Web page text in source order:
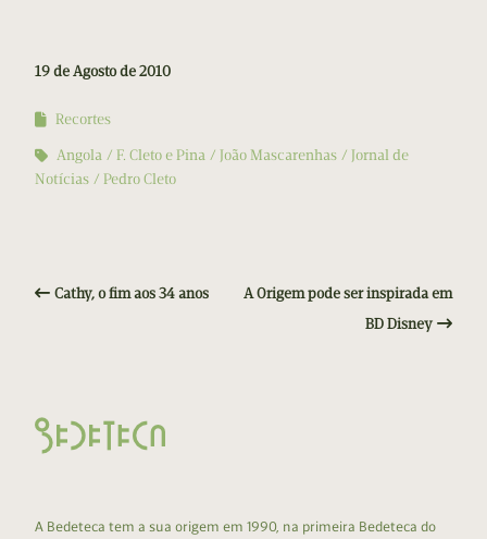
19 de Agosto de 2010
Recortes
Angola
F. Cleto e Pina João Mascarenhas
Jornal de
Notícias
Pedro Cleto
Cathy, o fim aos 34 anos
A Origem pode ser inspirada em
BD Disney
A Bedeteca tem a sua origem em 1990, na primeira Bedeteca do